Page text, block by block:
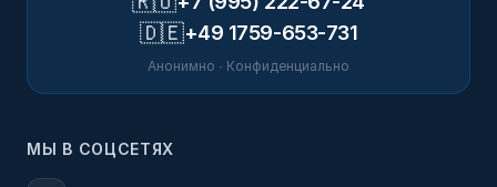
🇩🇪+49 1759-653-731
Анонимно · Конфиденциально
МЫ В СОЦСЕТЯХ